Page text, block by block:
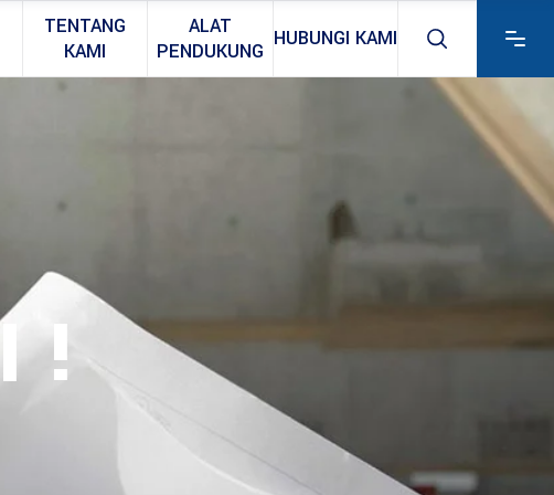
TENTANG
KAMI
ALAT
PENDUKUNG
HUBUNGI KAMI
!